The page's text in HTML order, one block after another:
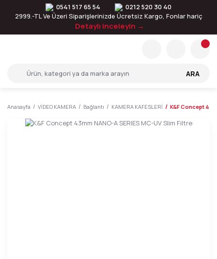
0541 517 65 54
0212 520 30 40
2999.-TL Ve Üzeri Siparişlerinizde Ücretsiz Kargo, Fonlar hariç
Detaylı inceleyin →
ARA
Anasayfa VİDEO KAMERA Bağlantı KAMERA KAFESLERİ K&F Concept